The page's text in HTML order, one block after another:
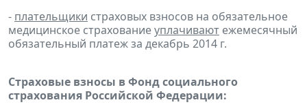
- плательщики страховых взносов на обязательное
медицинское страхованиеуплачивают ежемесячный
обязательный платеж за декабрь 2014 г.
Страховые взносы в Фонд социального
страхования Российской Федерации: